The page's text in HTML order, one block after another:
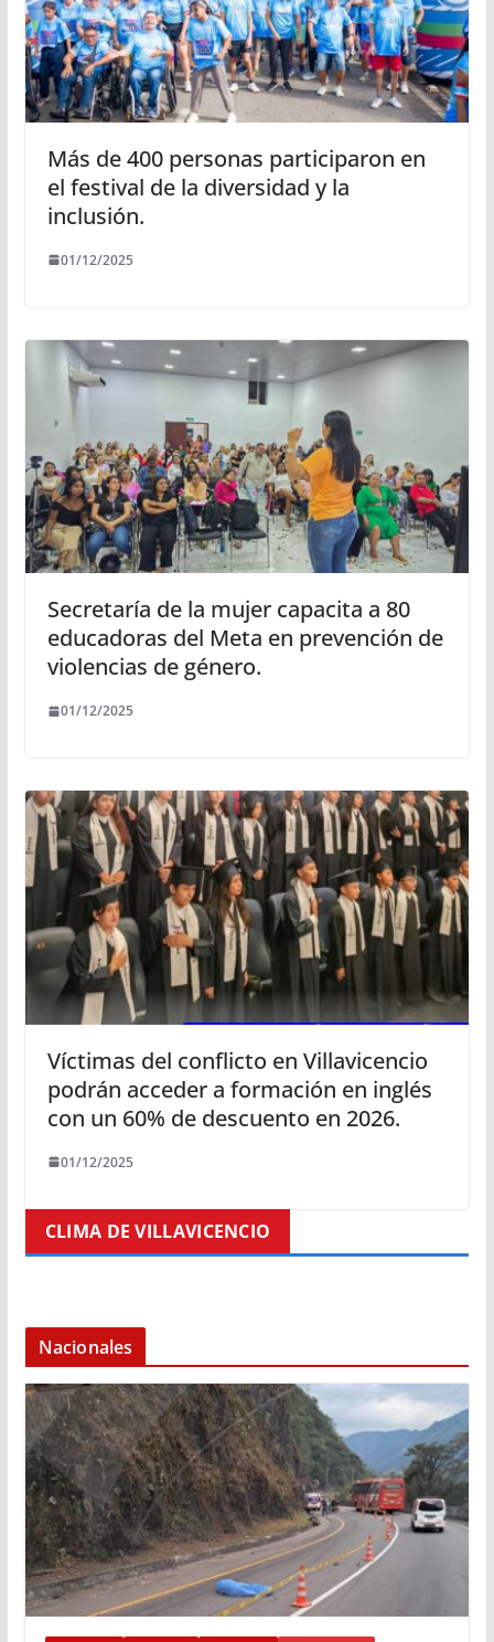
Más de 400 personas participaron en
el festival de la diversidad y la
inclusión.
01/12/2025
Secretaría de la mujer capacita a 80
educadoras del Meta en prevención de
violencias de género.
01/12/2025
Víctimas del conflicto en Villavicencio
podrán acceder a formación en inglés
con un 60% de descuento en 2026.
01/12/2025
CLIMA DE VILLAVICENCIO
Nacionales